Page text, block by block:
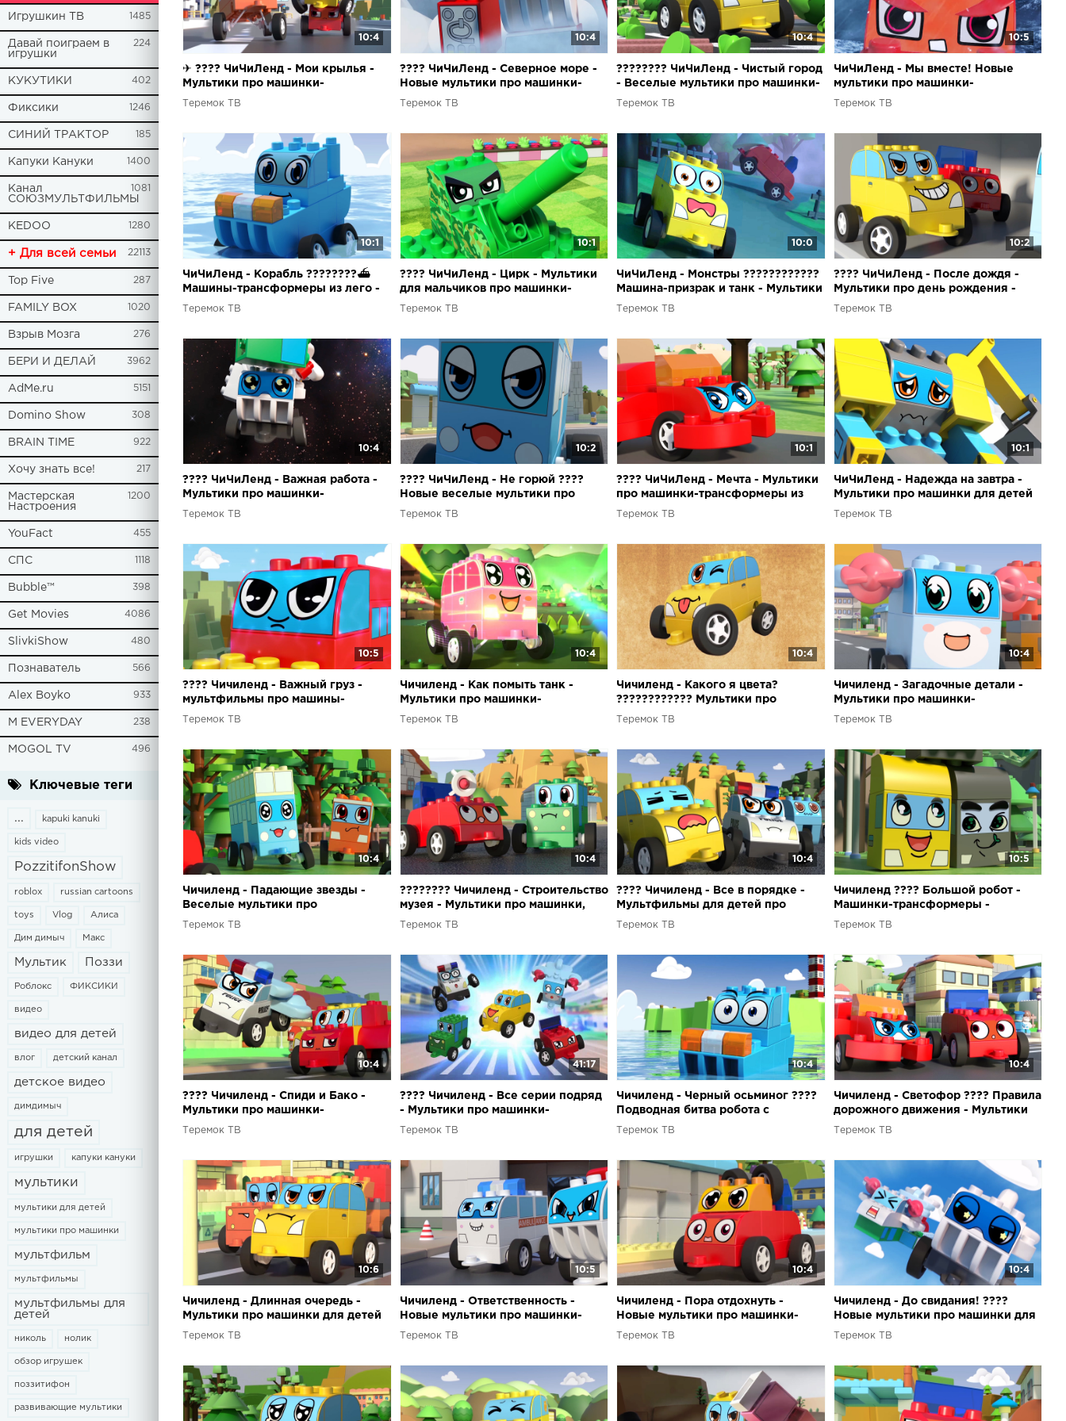
Игрушкин ТВ 1485
Давай поиграем в
игрушки
224
КУКУТИКИ 402
Фиксики 1246
СИНИЙ ТРАКТОР 185
Капуки Кануки 1400
Канал
СОЮЗМУЛЬТФИЛЬМЫ
1081
KEDOO 1280
+ Для всей семьи 22113
Top Five 287
FAMILY BOX 1020
Взрыв Мозга 276
БЕРИ И ДЕЛАЙ 3962
AdMe.ru 5151
Domino Show 308
BRAIN TIME 922
Хочу знать все! 217
Мастерская
Настроения
1200
YouFact 455
СПС 1118
Bubble™ 398
Get Movies 4086
SlivkiShow 480
Познаватель 566
Alex Boyko 933
M EVERYDAY 238
MOGOL TV 496
Ключевые теги
... kapuki kanuki
kids video
PozzitifonShow
roblox russian cartoons
toys Vlog Алиса
Дим димыч Макс
Мультик Поззи
Роблокс ФИКСИКИ
видео
видео для детей
влог детский канал
детское видео
димдимыч
для детей
игрушки капуки кануки
мультики
мультики для детей
мультики про машинки
мультфильм
мультфильмы
мультфильмы для
детей
николь нолик
обзор игрушек
поззитифон
развивающие мультики
10:4
✈ ???? ЧиЧиЛенд - Мои крылья -
Мультики про машинки-
трансформеры - Играем с
Теремок ТВ
10:4
???? ЧиЧиЛенд - Северное море -
Новые мультики про машинки-
трансформеры из лего для детей
Теремок ТВ
10:4
???????? ЧиЧиЛенд - Чистый город
- Веселые мультики про машинки-
трансформеры из конструктора
Теремок ТВ
10:5
ЧиЧиЛенд - Мы вместе! Новые
мультики про машинки-
трансформеры из конструктора
Теремок ТВ
10:1
ЧиЧиЛенд - Корабль ????????⛴
Машины-трансформеры из лего -
Мультфильмы
Теремок ТВ
10:1
???? ЧиЧиЛенд - Цирк - Мультики
для мальчиков про машинки-
трансформеры
Теремок ТВ
10:0
ЧиЧиЛенд - Монстры ????????????
Машина-призрак и танк - Мультики
про машинки трансформеры для
Теремок ТВ
10:2
???? ЧиЧиЛенд - После дождя -
Мультики про день рождения -
Машинки-трансформеры для
Теремок ТВ
10:4
???? ЧиЧиЛенд - Важная работа -
Мультики про машинки-
трансформеры из конструктора
Теремок ТВ
10:2
???? ЧиЧиЛенд - Не горюй ????
Новые веселые мультики про
машинки-трансформеры для детей
Теремок ТВ
10:1
???? ЧиЧиЛенд - Мечта - Мультики
про машинки-трансформеры из
конструктора для детей
Теремок ТВ
10:1
ЧиЧиЛенд - Надежда на завтра -
Мультики про машинки для детей
Теремок ТВ
10:5
???? Чичиленд - Важный груз -
мультфильмы про машины-
трансформеры и роботов для
Теремок ТВ
10:4
Чичиленд - Как помыть танк -
Мультики про машинки-
трансформеры для детей
Теремок ТВ
10:4
Чичиленд - Какого я цвета?
???????????? Мультики про
машинки для детей
Теремок ТВ
10:4
Чичиленд - Загадочные детали -
Мультики про машинки-
трансформеры для детей
Теремок ТВ
10:4
Чичиленд - Падающие звезды -
Веселые мультики про
удивительные машинки-
Теремок ТВ
10:4
???????? Чичиленд - Строительство
музея - Мультики про машинки,
самолетики, поезда для детей
Теремок ТВ
10:4
???? Чичиленд - Все в порядке -
Мультфильмы для детей про
машинки-трансформеры!
Теремок ТВ
10:5
Чичиленд ???? Большой робот -
Машинки-трансформеры -
Мультики для детей
Теремок ТВ
10:4
???? Чичиленд - Спиди и Бако -
Мультики про машинки-
трансформеры и гонки для детей
Теремок ТВ
41:17
???? Чичиленд - Все серии подряд
- Мультики про машинки-
трансформеры из конструктора -
Теремок ТВ
10:4
Чичиленд - Черный осьминог ????
Подводная битва робота с
чудовищем - Мультики про
Теремок ТВ
10:4
Чичиленд - Светофор ???? Правила
дорожного движения - Мультики
про машинки для детей
Теремок ТВ
10:6
Чичиленд - Длинная очередь -
Мультики про машинки для детей
Теремок ТВ
10:5
Чичиленд - Ответственность -
Новые мультики про машинки-
трансформеры для детей
Теремок ТВ
10:4
Чичиленд - Пора отдохнуть -
Новые мультики про машинки-
трансформеры для детей
Теремок ТВ
10:4
Чичиленд - До свидания! ????
Новые мультики про машинки для
детей
Теремок ТВ